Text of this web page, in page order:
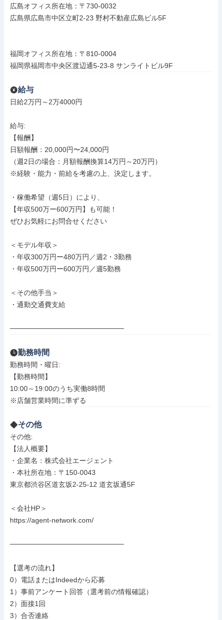
広島オフィス所在地：〒730-0032
広島県広島市中区立町2-23 野村不動産広島ビル5F
福岡オフィス所在地：〒810-0004
福岡県福岡市中央区渡辺通5-23-8 サンライトビル9F
給与
日給2万円～2万4000円
給与:
【報酬】
日額報酬：20,000円〜24,000円
（週2日の場合：月額報酬換算14万円～20万円）
※経験・能力・前給を考慮の上、決定します。
・稼働希望（週5日）により、
【年収500万ー600万円】も可能！
ぜひお気軽にお問合せください
＜モデル年収＞
・年収300万円ー480万円／週2・3勤務
・年収500万円ー600万円／週5勤務
＜その他手当＞
・通勤交通費支給
───────────────────────
勤務時間
勤務時間・曜日:
【勤務時間】
10:00～19:00のうち実働8時間
※店舗営業時間に準ずる
その他
その他:
【法人概要】
・企業名：株式会社エージェント
・本社所在地：〒150-0043
東京都渋谷区道玄坂2-25-12 道玄坂通5F
＜会社HP＞
https://agent-network.com/
───────────────────────
【選考の流れ】
0）電話またはIndeedから応募
1）事前アンケート回答（選考前の情報確認）
2）面接1回
3）合否連絡